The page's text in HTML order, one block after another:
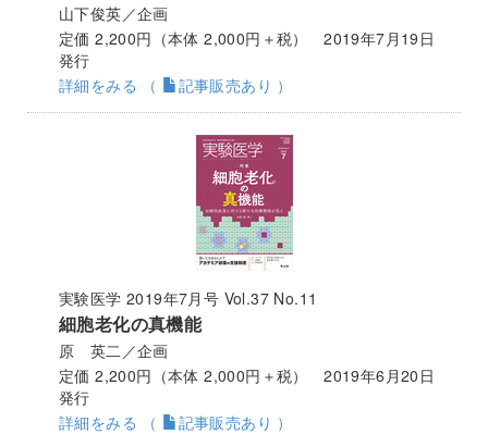
山下俊英／企画
定価 2,200円（本体 2,000円＋税） 2019年7月19日
発行
詳細をみる （
記事販売あり ）
実験医学 2019年7月号 Vol.37 No.11
細胞老化の真機能
原 英二／企画
定価 2,200円（本体 2,000円＋税） 2019年6月20日
発行
詳細をみる （
記事販売あり ）